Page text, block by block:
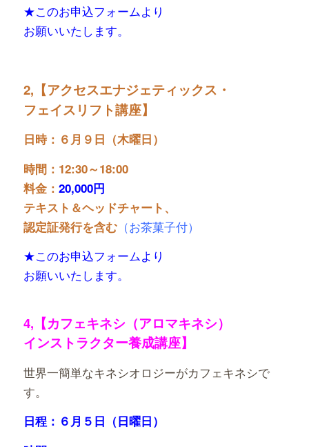
★このお申込フォームより
お願いいたします。
2,【アクセスエナジェティックス・
フェイスリフト講座】
日時：６月９日（木曜日）
時間：12:30～18:00
料金： 20,000円
テキスト＆ヘッドチャート、
認定証発行を含む（お茶菓子付）
★このお申込フォームより
お願いいたします。
4,【カフェキネシ（アロマキネシ）
インストラクター養成講座】
世界一簡単なキネシオロジーがカフェキネシで
す。
日程：６月５日（日曜日）